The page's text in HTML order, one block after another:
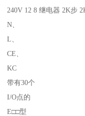
240V 12 8 继电器 2K步
N、
L、
CE、
KC
带有30个
I/O点的
E□□型